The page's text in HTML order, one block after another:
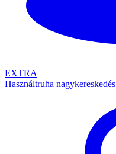
EXTRA
Használtruha nagykereskedés